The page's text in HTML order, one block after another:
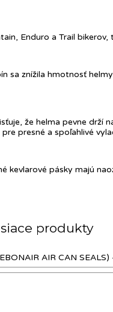
Enduro a Trail
sa znížila hmotnosť
že helma pevne drží
presné a spoľahlivé
kevlarové pásky majú
produkty